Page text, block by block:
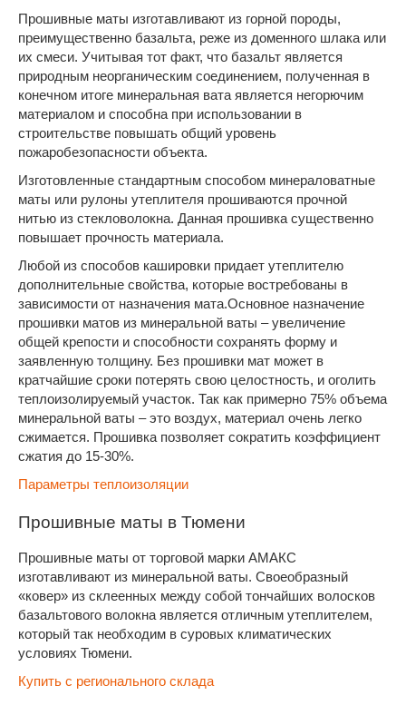
Прошивные маты изготавливают из горной породы,
преимущественно базальта, реже из доменного шлака или
их смеси. Учитывая тот факт, что базальт является
природным неорганическим соединением, полученная в
конечном итоге минеральная вата является негорючим
материалом и способна при использовании в
строительстве повышать общий уровень
пожаробезопасности объекта.
Изготовленные стандартным способом минераловатные
маты или рулоны утеплителя прошиваются прочной
нитью из стекловолокна. Данная прошивка существенно
повышает прочность материала.
Любой из способов кашировки придает утеплителю
дополнительные свойства, которые востребованы в
зависимости от назначения мата.Основное назначение
прошивки матов из минеральной ваты – увеличение
общей крепости и способности сохранять форму и
заявленную толщину. Без прошивки мат может в
кратчайшие сроки потерять свою целостность, и оголить
теплоизолируемый участок. Так как примерно 75% объема
минеральной ваты – это воздух, материал очень легко
сжимается. Прошивка позволяет сократить коэффициент
сжатия до 15-30%.
Параметры теплоизоляции
Прошивные маты в Тюмени
Прошивные маты от торговой марки АМАКС
изготавливают из минеральной ваты. Своеобразный
«ковер» из склеенных между собой тончайших волосков
базальтового волокна является отличным утеплителем,
который так необходим в суровых климатических
условиях Тюмени.
Купить с регионального склада